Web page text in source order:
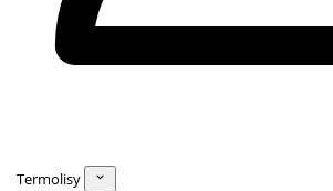
Termolisy